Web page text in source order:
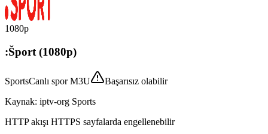
1080p
:Šport (1080p)
SportsCanlı spor M3U
Başarısız olabilir
Kaynak: iptv-org Sports
HTTP akışı HTTPS sayfalarda engellenebilir